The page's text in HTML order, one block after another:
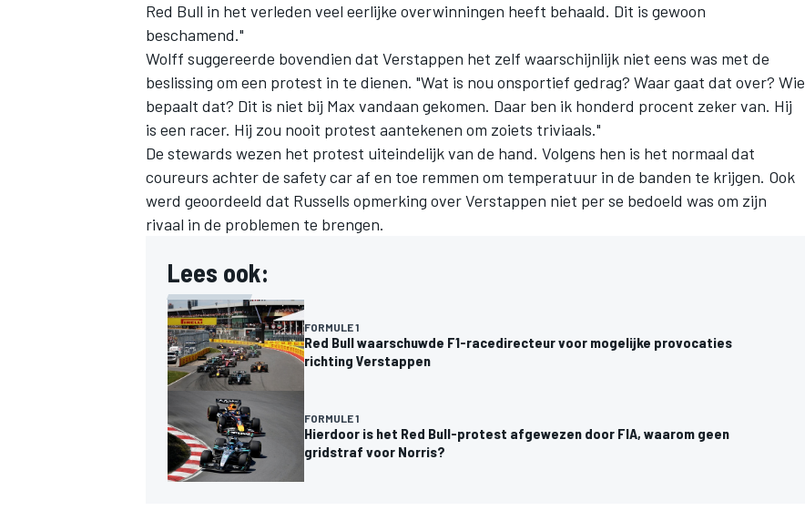
Red Bull in het verleden veel eerlijke overwinningen heeft behaald. Dit is gewoon
beschamend."
Wolff suggereerde bovendien dat Verstappen het zelf waarschijnlijk niet eens was met de
beslissing om een protest in te dienen. "Wat is nou onsportief gedrag? Waar gaat dat over? Wie
bepaalt dat? Dit is niet bij Max vandaan gekomen. Daar ben ik honderd procent zeker van. Hij
is een racer. Hij zou nooit protest aantekenen om zoiets triviaals."
De stewards wezen het protest uiteindelijk van de hand. Volgens hen is het normaal dat
coureurs achter de safety car af en toe remmen om temperatuur in de banden te krijgen. Ook
werd geoordeeld dat Russells opmerking over Verstappen niet per se bedoeld was om zijn
rivaal in de problemen te brengen.
Lees ook:
FORMULE 1
Red Bull waarschuwde F1-racedirecteur voor mogelijke provocaties
richting Verstappen
FORMULE 1
Hierdoor is het Red Bull-protest afgewezen door FIA, waarom geen
gridstraf voor Norris?